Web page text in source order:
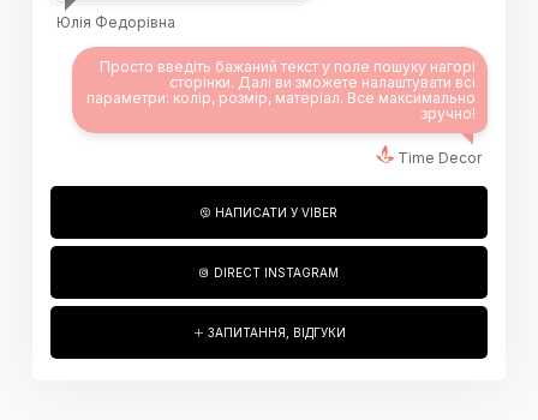
Юлія Федорівна
Просто введіть бажаний текст у поле пошуку нагорі
сторінки. Далі ви зможете налаштувати всі
параметри: колір, розмір, матеріал. Все максимально
зручно!
Time Decor
НАПИСАТИ У VIBER
DIRECT INSTAGRAM
ЗАПИТАННЯ, ВІДГУКИ